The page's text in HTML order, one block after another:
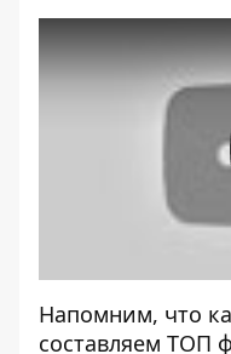
Напомним, что
составляем ТОП